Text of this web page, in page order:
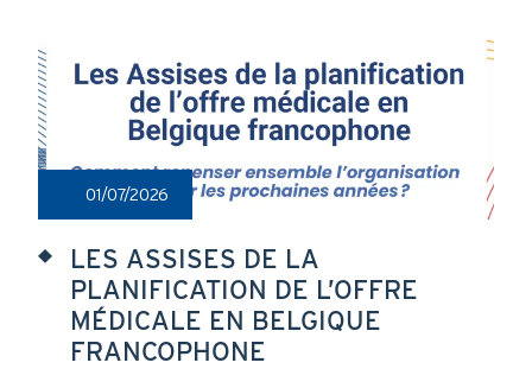
NUTRITION
CLINIQUE
01/07/2026
LES ASSISES DE LA
PLANIFICATION DE L’OFFRE
MÉDICALE EN BELGIQUE
FRANCOPHONE